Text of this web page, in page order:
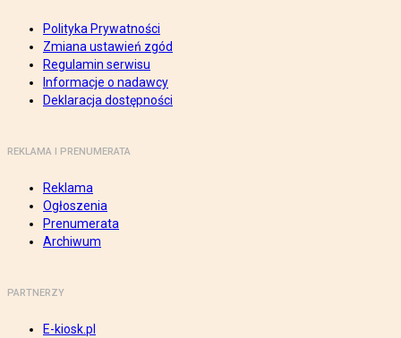
Polityka Prywatności
Zmiana ustawień zgód
Regulamin serwisu
Informacje o nadawcy
Deklaracja dostępności
REKLAMA I PRENUMERATA
Reklama
Ogłoszenia
Prenumerata
Archiwum
PARTNERZY
E-kiosk.pl